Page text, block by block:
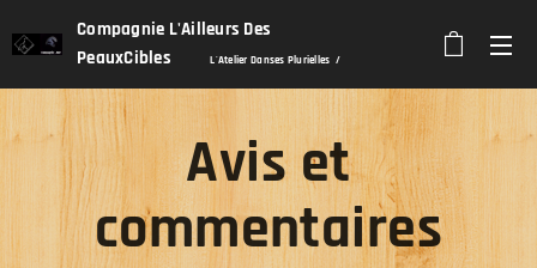
Compagnie L'Ailleurs Des
PeauxCiblesL'Atelier Danses Plurielles /
Stretch'In Dance/ Alexandra Karsenty
Avis et
commentaires